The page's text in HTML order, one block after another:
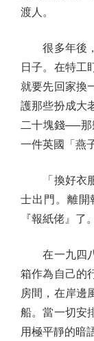
渡人。
很多年後，
日子。在特工
就要先回家換
護那些扮成大
二十塊錢──那
一件英國「燕
「換好衣服
士出門。離開
『報紙佬』了
在一九四八
箱作為自己的
房間，在岸邊
船。當一切安
用極平靜的暗